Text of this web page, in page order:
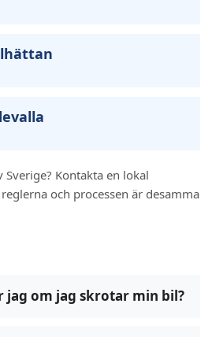
Kontakta en lokal
och processen är desamma
jag om jag skrotar min bil?